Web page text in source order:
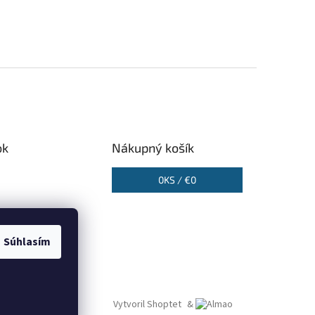
Súhlasím
Nákupný košík
0KS /€0
Vytvoril Shoptet &